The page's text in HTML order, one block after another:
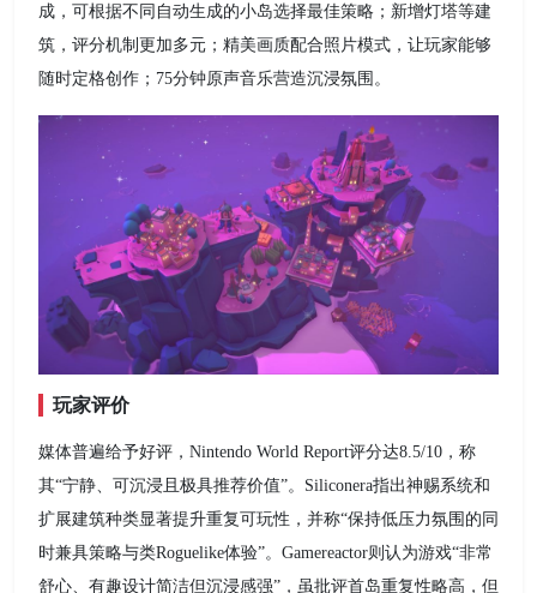
成，可根据不同自动生成的小岛选择最佳策略；新增灯塔等建
筑，评分机制更加多元；精美画质配合照片模式，让玩家能够
随时定格创作；75分钟原声音乐营造沉浸氛围。
玩家评价
媒体普遍给予好评，Nintendo World Report评分达8.5/10，称
其“宁静、可沉浸且极具推荐价值”。Siliconera指出神赐系统和
扩展建筑种类显著提升重复可玩性，并称“保持低压力氛围的同
时兼具策略与类Roguelike体验”。Gamereactor则认为游戏“非常
舒心、有趣设计简洁但沉浸感强”，虽批评首岛重复性略高，但